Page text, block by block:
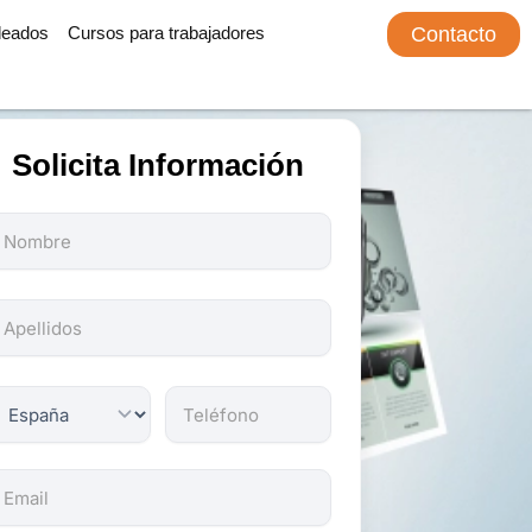
Cursos para trabajadores Contacto
Solicita Información